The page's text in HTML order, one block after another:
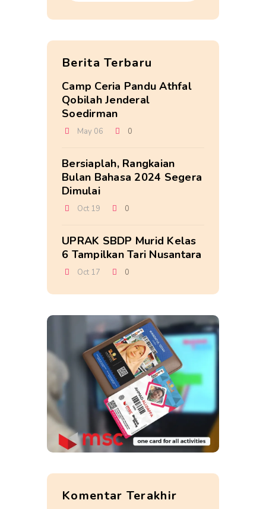
Berita Terbaru
Camp Ceria Pandu Athfal
Qobilah Jenderal
Soedirman
May 06 0
Bersiaplah, Rangkaian
Bulan Bahasa 2024 Segera
Dimulai
Oct 19 0
UPRAK SBDP Murid Kelas
6 Tampilkan Tari Nusantara
Oct 17 0
Komentar Terakhir